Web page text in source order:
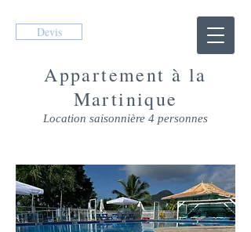
Appartement à la
Martinique
Location saisonnière 4 personnes
Devis